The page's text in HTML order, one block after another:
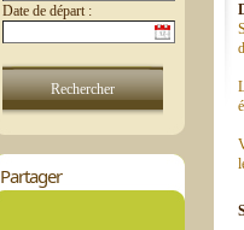
Date de départ :
Partager